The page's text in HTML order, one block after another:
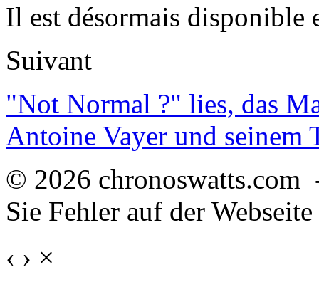
Il est désormais disponible
Suivant
"Not Normal ?" lies, das
Antoine Vayer und seinem
© 2026
Sie Fehler auf der
‹ › ×